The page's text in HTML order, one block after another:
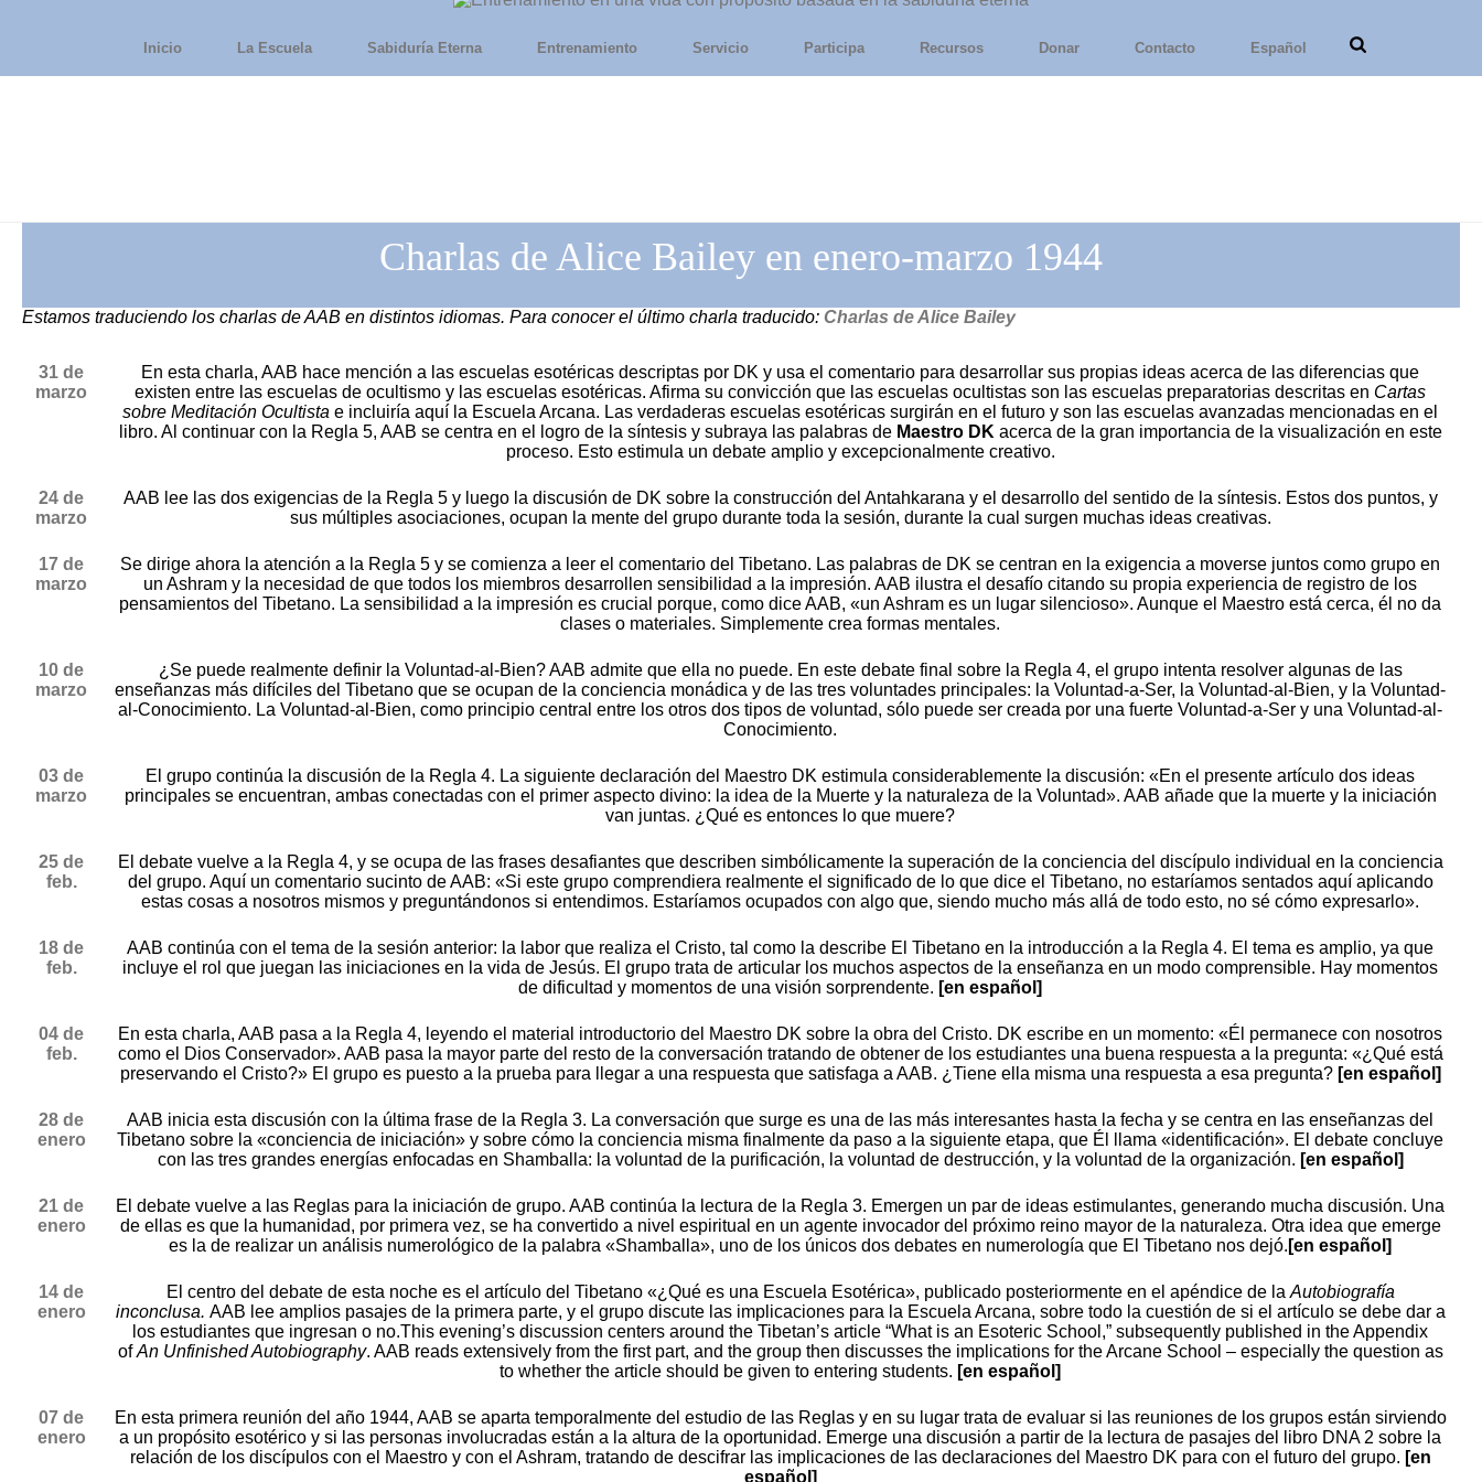
Inicio La Escuela Sabiduría Eterna Entrenamiento Servicio Participa Recursos Donar Contacto Español
Charlas de Alice Bailey en enero-marzo 1944
Estamos traduciendo los charlas de AAB en distintos idiomas. Para conocer el último charla traducido: Charlas de Alice Bailey
31 de
marzo
En esta charla, AAB hace mención a las escuelas esotéricas descriptas por DK y usa el comentario para desarrollar sus propias ideas acerca de las diferencias que
existen entre las escuelas de ocultismo y las escuelas esotéricas. Afirma su convicción que las escuelas ocultistas son las escuelas preparatorias descritas en Cartas
sobre Meditación Ocultista e incluiría aquí la Escuela Arcana. Las verdaderas escuelas esotéricas surgirán en el futuro y son las escuelas avanzadas mencionadas en el
libro. Al continuar con la Regla 5, AAB se centra en el logro de la síntesis y subraya las palabras de Maestro DK acerca de la gran importancia de la visualización en este
proceso. Esto estimula un debate amplio y excepcionalmente creativo.
24 de
marzo
AAB lee las dos exigencias de la Regla 5 y luego la discusión de DK sobre la construcción del Antahkarana y el desarrollo del sentido de la síntesis. Estos dos puntos, y
sus múltiples asociaciones, ocupan la mente del grupo durante toda la sesión, durante la cual surgen muchas ideas creativas.
17 de
marzo
Se dirige ahora la atención a la Regla 5 y se comienza a leer el comentario del Tibetano. Las palabras de DK se centran en la exigencia a moverse juntos como grupo en
un Ashram y la necesidad de que todos los miembros desarrollen sensibilidad a la impresión. AAB ilustra el desafío citando su propia experiencia de registro de los
pensamientos del Tibetano. La sensibilidad a la impresión es crucial porque, como dice AAB, «un Ashram es un lugar silencioso». Aunque el Maestro está cerca, él no da
clases o materiales. Simplemente crea formas mentales.
10 de
marzo
¿Se puede realmente definir la Voluntad-al-Bien? AAB admite que ella no puede. En este debate final sobre la Regla 4, el grupo intenta resolver algunas de las
enseñanzas más difíciles del Tibetano que se ocupan de la conciencia monádica y de las tres voluntades principales: la Voluntad-a-Ser, la Voluntad-al-Bien, y la Voluntad-
al-Conocimiento. La Voluntad-al-Bien, como principio central entre los otros dos tipos de voluntad, sólo puede ser creada por una fuerte Voluntad-a-Ser y una Voluntad-al-
Conocimiento.
03 de
marzo
El grupo continúa la discusión de la Regla 4. La siguiente declaración del Maestro DK estimula considerablemente la discusión: «En el presente artículo dos ideas
principales se encuentran, ambas conectadas con el primer aspecto divino: la idea de la Muerte y la naturaleza de la Voluntad». AAB añade que la muerte y la iniciación
van juntas. ¿Qué es entonces lo que muere?
25 de
feb.
El debate vuelve a la Regla 4, y se ocupa de las frases desafiantes que describen simbólicamente la superación de la conciencia del discípulo individual en la conciencia
del grupo. Aquí un comentario sucinto de AAB: «Si este grupo comprendiera realmente el significado de lo que dice el Tibetano, no estaríamos sentados aquí aplicando
estas cosas a nosotros mismos y preguntándonos si entendimos. Estaríamos ocupados con algo que, siendo mucho más allá de todo esto, no sé cómo expresarlo».
18 de
feb.
AAB continúa con el tema de la sesión anterior: la labor que realiza el Cristo, tal como la describe El Tibetano en la introducción a la Regla 4. El tema es amplio, ya que
incluye el rol que juegan las iniciaciones en la vida de Jesús. El grupo trata de articular los muchos aspectos de la enseñanza en un modo comprensible. Hay momentos
de dificultad y momentos de una visión sorprendente. [en español]
04 de
feb.
En esta charla, AAB pasa a la Regla 4, leyendo el material introductorio del Maestro DK sobre la obra del Cristo. DK escribe en un momento: «Él permanece con nosotros
como el Dios Conservador». AAB pasa la mayor parte del resto de la conversación tratando de obtener de los estudiantes una buena respuesta a la pregunta: «¿Qué está
preservando el Cristo?» El grupo es puesto a la prueba para llegar a una respuesta que satisfaga a AAB. ¿Tiene ella misma una respuesta a esa pregunta? [en español]
28 de
enero
AAB inicia esta discusión con la última frase de la Regla 3. La conversación que surge es una de las más interesantes hasta la fecha y se centra en las enseñanzas del
Tibetano sobre la «conciencia de iniciación» y sobre cómo la conciencia misma finalmente da paso a la siguiente etapa, que Él llama «identificación». El debate concluye
con las tres grandes energías enfocadas en Shamballa: la voluntad de la purificación, la voluntad de destrucción, y la voluntad de la organización. [en español]
21 de
enero
El debate vuelve a las Reglas para la iniciación de grupo. AAB continúa la lectura de la Regla 3. Emergen un par de ideas estimulantes, generando mucha discusión. Una
de ellas es que la humanidad, por primera vez, se ha convertido a nivel espiritual en un agente invocador del próximo reino mayor de la naturaleza. Otra idea que emerge
es la de realizar un análisis numerológico de la palabra «Shamballa», uno de los únicos dos debates en numerología que El Tibetano nos dejó. [en español]
14 de
enero
El centro del debate de esta noche es el artículo del Tibetano «¿Qué es una Escuela Esotérica», publicado posteriormente en el apéndice de la Autobiografía
inconclusa. AAB lee amplios pasajes de la primera parte, y el grupo discute las implicaciones para la Escuela Arcana, sobre todo la cuestión de si el artículo se debe dar a
los estudiantes que ingresan o no.This evening’s discussion centers around the Tibetan’s article “What is an Esoteric School,” subsequently published in the Appendix
ofAn Unfinished Autobiography. AAB reads extensively from the first part, and the group then discusses the implications for the Arcane School – especially the question as
to whether the article should be given to entering students. [en español]
07 de
enero
En esta primera reunión del año 1944, AAB se aparta temporalmente del estudio de las Reglas y en su lugar trata de evaluar si las reuniones de los grupos están sirviendo
a un propósito esotérico y si las personas involucradas están a la altura de la oportunidad. Emerge una discusión a partir de la lectura de pasajes del libro DNA 2 sobre la
relación de los discípulos con el Maestro y con el Ashram, tratando de descifrar las implicaciones de las declaraciones del Maestro DK para con el futuro del grupo. [en
español]